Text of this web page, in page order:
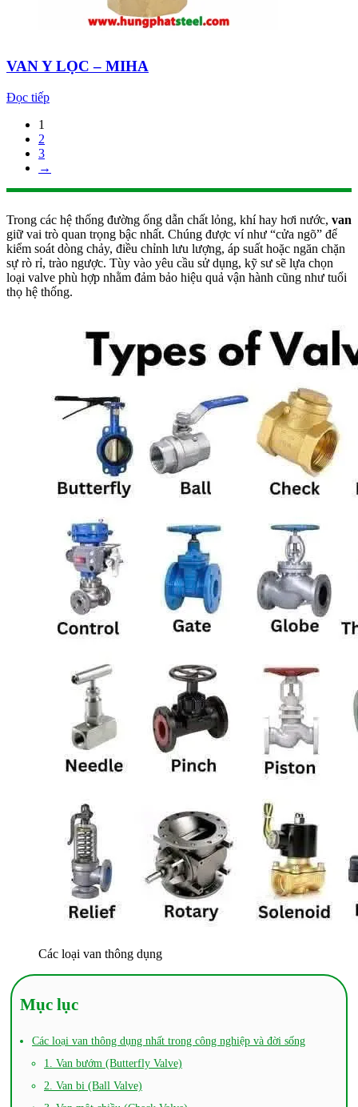
VAN Y LỌC – MIHA
Đọc tiếp
1
2
3
→
Trong các hệ thống đường ống dẫn chất lỏng, khí hay hơi nước, van
giữ vai trò quan trọng bậc nhất. Chúng được ví như “cửa ngõ” để
kiểm soát dòng chảy, điều chỉnh lưu lượng, áp suất hoặc ngăn chặn
sự rò rỉ, trào ngược. Tùy vào yêu cầu sử dụng, kỹ sư sẽ lựa chọn
loại valve phù hợp nhằm đảm bảo hiệu quả vận hành cũng như tuổi
thọ hệ thống.
Các loại van thông dụng
Mục lục
Các loại van thông dụng nhất trong công nghiệp và đời sống
1. Van bướm (Butterfly Valve)
2. Van bi (Ball Valve)